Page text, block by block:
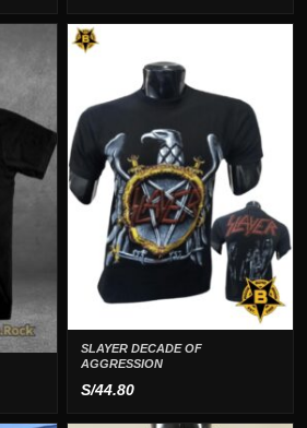
SLAYER DECADE OF
AGGRESSION
S/44.80